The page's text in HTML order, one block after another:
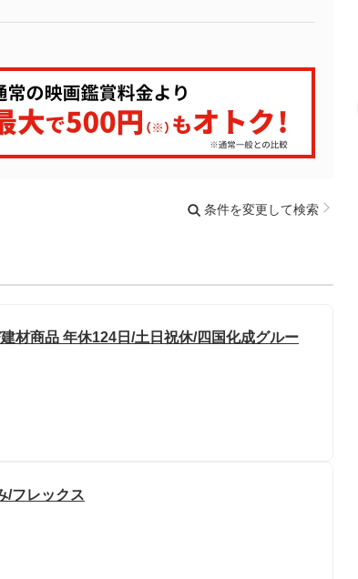
条件を変更して検索
材商品 年休124日/土日祝休/四国化成グルー
/フレックス